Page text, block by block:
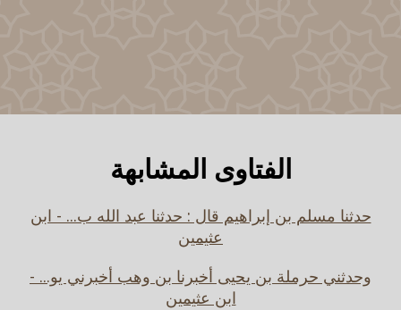
الفتاوى المشابهة
حدثنا مسلم بن إبراهيم قال : حدثنا عبد الله ب... - ابن
عثيمين
وحدثني حرملة بن يحيى أخبرنا بن وهب أخبرني يو... -
ابن عثيمين